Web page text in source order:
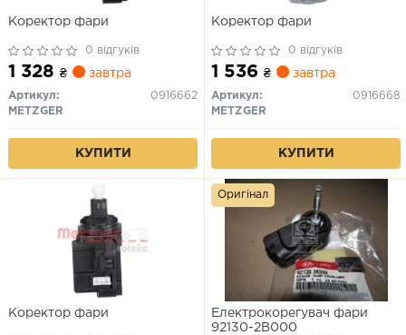
Коректор фари
0 відгуків
1 328 ₴ завтра
Артикул:
0916662
METZGER
КУПИТИ
Коректор фари
0 відгуків
1 536 ₴ завтра
Артикул:
0916668
METZGER
КУПИТИ
Коректор фари
Електрокорегувач фари
92130-2B000
Оригінал